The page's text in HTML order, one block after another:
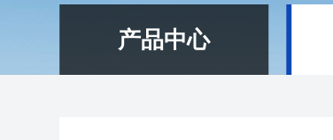
产品中心